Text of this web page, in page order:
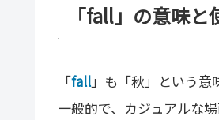
「fall」の意味と
「fall」も「秋」という意
一般的で、カジュアルな